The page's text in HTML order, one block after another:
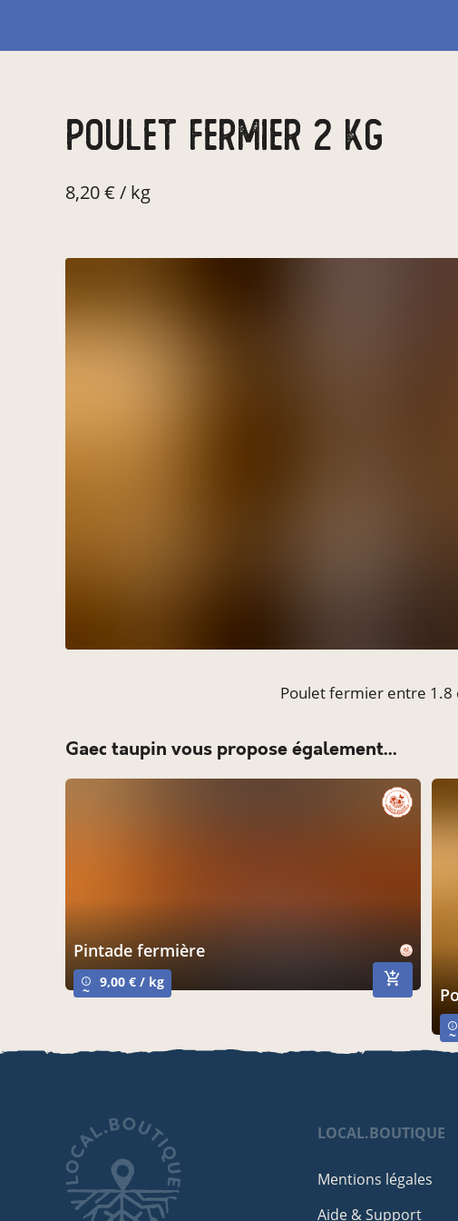
poulet fermier 2 kg
8,20 € / kg
Poulet fermier entre 1.8
gaec taupin vous propose également...
pintade fermière
info_outline
~ 9,00 € / kg
info_outline
~
LOCAL.BOUTIQUE
Mentions légales
Aide & Support